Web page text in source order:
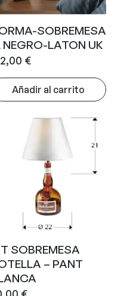
SOBREMESA
NEGRO-LATON UK
€
Añadir al carrito
SOBREMESA
– PANT